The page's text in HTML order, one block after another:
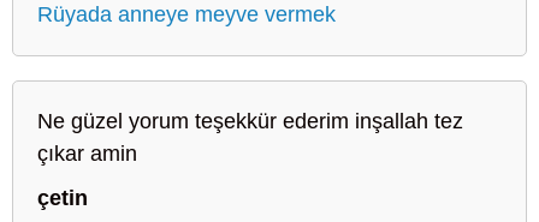
Rüyada anneye meyve vermek
Ne güzel yorum teşekkür ederim inşallah tez
çıkar amin
çetin